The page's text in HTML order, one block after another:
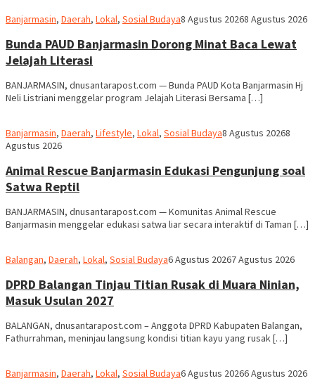
Banjarmasin, Daerah, Lokal, Sosial BudayaRedaksi
8 Agustus 20268 Agustus 2026
Bunda PAUD Banjarmasin Dorong Minat Baca Lewat
Jelajah Literasi
BANJARMASIN, dnusantarapost.com — Bunda PAUD Kota Banjarmasin Hj
Neli Listriani menggelar program Jelajah Literasi Bersama […]
Banjarmasin, Daerah, Lifestyle, Lokal, Sosial BudayaRedaksi
8 Agustus 20268
Agustus 2026
Animal Rescue Banjarmasin Edukasi Pengunjung soal
Satwa Reptil
BANJARMASIN, dnusantarapost.com — Komunitas Animal Rescue
Banjarmasin menggelar edukasi satwa liar secara interaktif di Taman […]
Balangan, Daerah, Lokal, Sosial BudayaRedaksi
6 Agustus 20267 Agustus 2026
DPRD Balangan Tinjau Titian Rusak di Muara Ninian,
Masuk Usulan 2027
BALANGAN, dnusantarapost.com – Anggota DPRD Kabupaten Balangan,
Fathurrahman, meninjau langsung kondisi titian kayu yang rusak […]
Banjarmasin, Daerah, Lokal, Sosial BudayaRedaksi
6 Agustus 20266 Agustus 2026